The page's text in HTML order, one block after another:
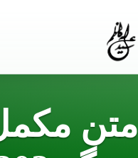
متن مکمل